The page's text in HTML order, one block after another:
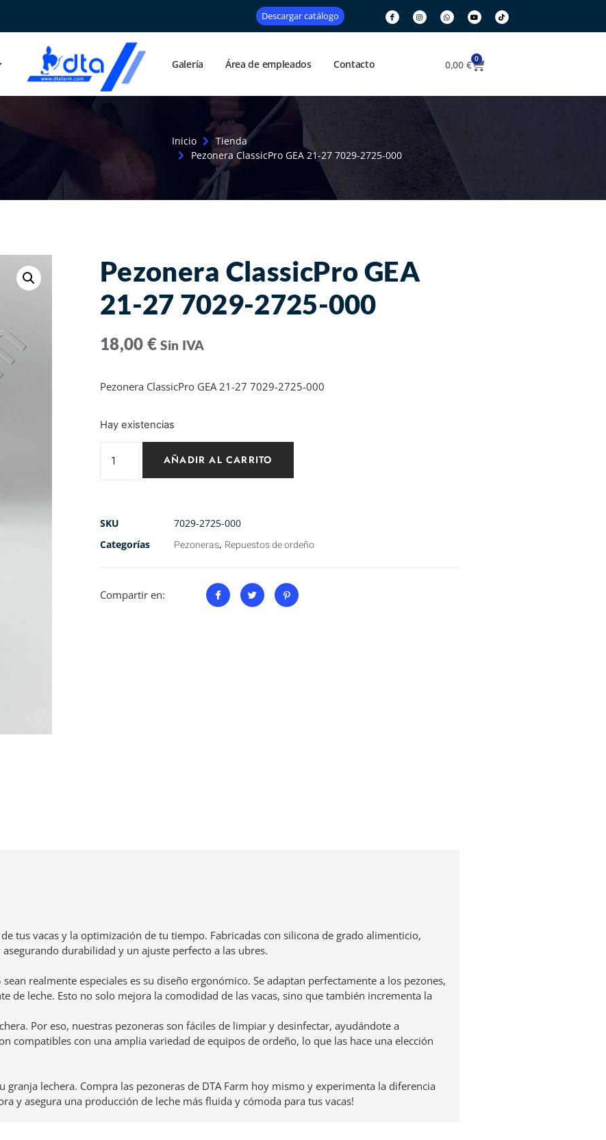
Descargar catálogo
Galería Área de empleados Contacto 0,00 € 0
Inicio
Tienda
Pezonera ClassicPro GEA 21-27 7029-2725-000
Pezonera ClassicPro GEA
21-27 7029-2725-000
18,00 € Sin IVA
Pezonera ClassicPro GEA 21-27 7029-2725-000
Hay existencias
AÑADIR AL CARRITO
SKU
7029-2725-000
Categorías
Pezoneras, Repuestos de ordeño
Compartir en:
tus vacas y la optimización de tu tiempo. Fabricadas con silicona de grado alimenticio,
durabilidad y un ajuste perfecto a las ubres.
realmente especiales es su diseño ergonómico. Se adaptan perfectamente a los pezones,
de leche. Esto no solo mejora la comodidad de las vacas, sino que también incrementa la
Por eso, nuestras pezoneras son fáciles de limpiar y desinfectar, ayudándote a
compatibles con una amplia variedad de equipos de ordeño, lo que las hace una elección
lechera. Compra las pezoneras de DTA Farm hoy mismo y experimenta la diferencia
y asegura una producción de leche más fluida y cómoda para tus vacas!